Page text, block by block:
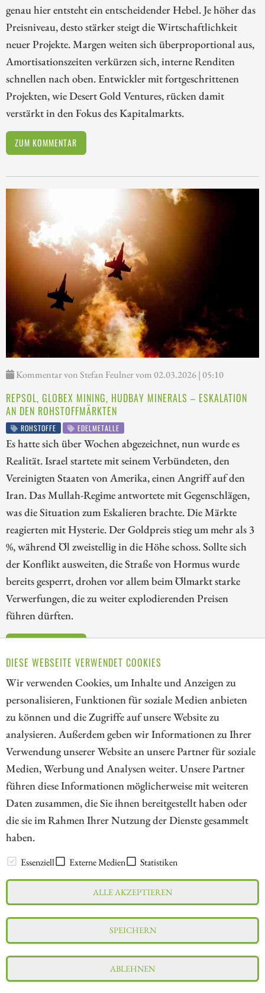
DIESE WEBSEITE VERWENDET COOKIES
Wir verwenden Cookies, um Inhalte und Anzeigen zu
personalisieren, Funktionen für soziale Medien anbieten
zu können und die Zugriffe auf unsere Website zu
analysieren. Außerdem geben wir Informationen zu Ihrer
Verwendung unserer Website an unsere Partner für soziale
Medien, Werbung und Analysen weiter. Unsere Partner
führen diese Informationen möglicherweise mit weiteren
Daten zusammen, die Sie ihnen bereitgestellt haben oder
die sie im Rahmen Ihrer Nutzung der Dienste gesammelt
haben.
Essenziell Externe Medien Statistiken
ALLE AKZEPTIEREN
SPEICHERN
ABLEHNEN
genau hier entsteht ein entscheidender Hebel. Je höher das
Preisniveau, desto stärker steigt die Wirtschaftlichkeit
neuer Projekte. Margen weiten sich überproportional aus,
Amortisationszeiten verkürzen sich, interne Renditen
schnellen nach oben. Entwickler mit fortgeschrittenen
Projekten, wie Desert Gold Ventures, rücken damit
verstärkt in den Fokus des Kapitalmarkts.
ZUM KOMMENTAR
Kommentar von Stefan Feulner vom 02.03.2026 | 05:10
REPSOL, GLOBEX MINING, HUDBAY MINERALS – ESKALATION
AN DEN ROHSTOFFMÄRKTEN
ROHSTOFFE EDELMETALLE
Es hatte sich über Wochen abgezeichnet, nun wurde es
Realität. Israel startete mit seinem Verbündeten, den
Vereinigten Staaten von Amerika, einen Angriff auf den
Iran. Das Mullah-Regime antwortete mit Gegenschlägen,
was die Situation zum Eskalieren brachte. Die Märkte
reagierten mit Hysterie. Der Goldpreis stieg um mehr als 3
%, während Öl zweistellig in die Höhe schoss. Sollte sich
der Konflikt ausweiten, die Straße von Hormus wurde
bereits gesperrt, drohen vor allem beim Ölmarkt starke
Verwerfungen, die zu weiter explodierenden Preisen
führen dürften.
2 3 4 5 6 7 8
// kapitalerhoehungen.de - © 2026 - Die Informationsplattform für
Investoren und Unternehmen rund um Kapitalerhöhung, Kapitalmarkt
und Unternehmensfinanzierung
LEXIKON
Impressum
Datenschutz
Interessenskonflikt & Risikohinweis
Nutzungsbedingungen